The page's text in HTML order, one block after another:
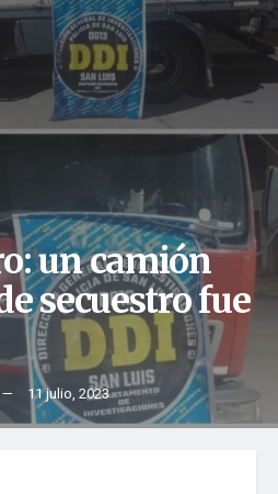
un camión
secuestro fue
11 julio, 2023